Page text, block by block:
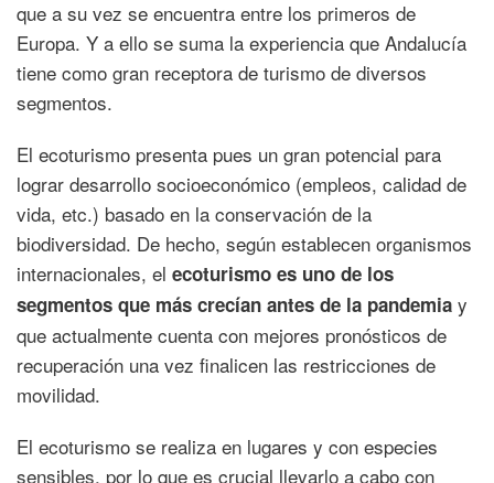
que a su vez se encuentra entre los primeros de
Europa. Y a ello se suma la experiencia que Andalucía
tiene como gran receptora de turismo de diversos
segmentos.
El ecoturismo presenta pues un gran potencial para
lograr desarrollo socioeconómico (empleos, calidad de
vida, etc.) basado en la conservación de la
biodiversidad. De hecho, según establecen organismos
internacionales, el ecoturismo es uno de los
segmentos que más crecían antes de la pandemia y
que actualmente cuenta con mejores pronósticos de
recuperación una vez finalicen las restricciones de
movilidad.
El ecoturismo se realiza en lugares y con especies
sensibles, por lo que es crucial llevarlo a cabo con